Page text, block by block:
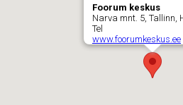
Foorum keskus
Narva mnt. 5, Tallinn,
Tel
www.foorumkeskus.ee